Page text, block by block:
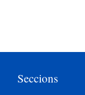
Seccions